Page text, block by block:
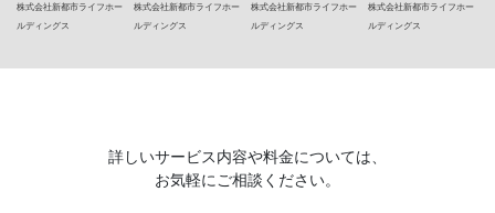
株式会社新都市ライフホー
ルディングス
株式会社新都市ライフホー
ルディングス
株式会社新都市ライフホー
ルディングス
株式会社新都市ライフホー
ルディングス
詳しいサービス内容や料金については、
お気軽にご相談ください。